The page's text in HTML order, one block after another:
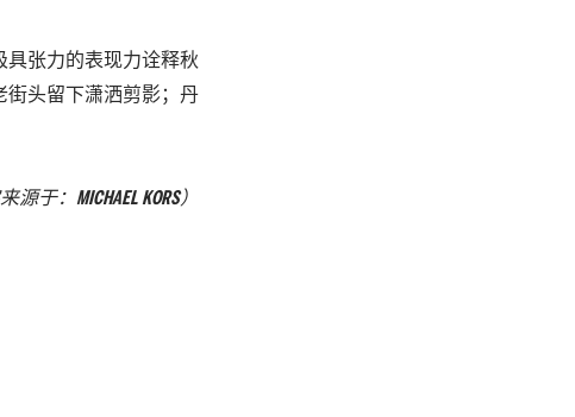
具张力的表现力诠释秋
街头留下潇洒剪影；丹
源于： MICHAEL KORS）